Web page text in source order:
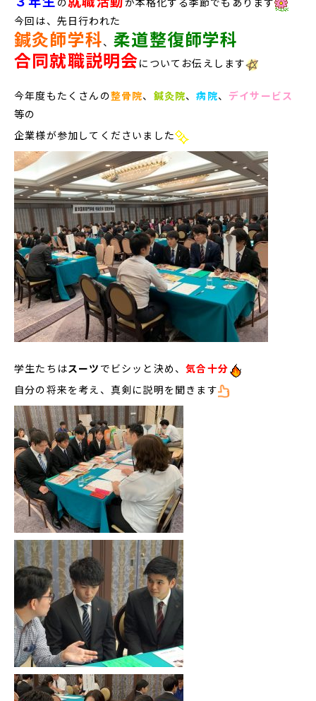
今回は、先日行われた
鍼灸師学科、柔道整復師学科
合同就職説明会についてお伝えします
今年度もたくさんの整骨院、 鍼灸院、病院、 デイサービス
等の
企業様が参加してくださいました
学生たちはスーツ でビシッと決め、気合十分
自分の将来を考え、真剣に説明を聞きます